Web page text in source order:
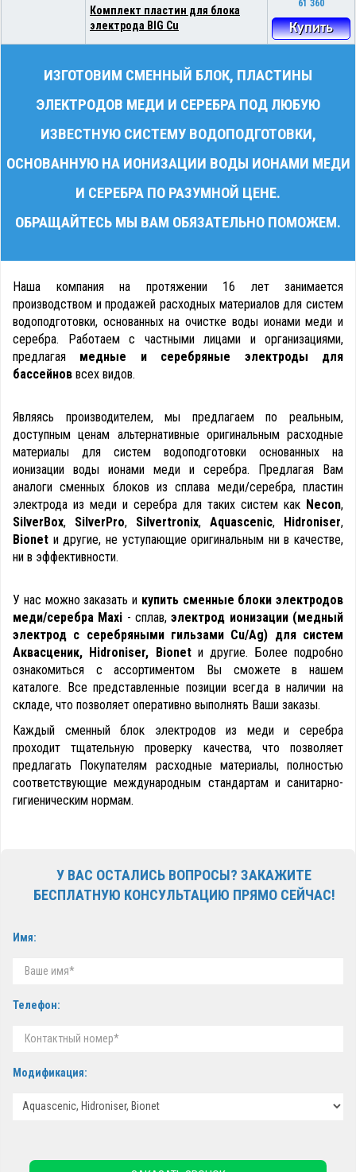
Комплект пластин для блока
электрода BIG Cu
61 360
Купить
ИЗГОТОВИМ СМЕННЫЙ БЛОК, ПЛАСТИНЫ
ЭЛЕКТРОДОВ МЕДИ И СЕРЕБРА ПОД ЛЮБУЮ
ИЗВЕСТНУЮ СИСТЕМУ ВОДОПОДГОТОВКИ,
ОСНОВАННУЮ НА ИОНИЗАЦИИ ВОДЫ ИОНАМИ МЕДИ
И СЕРЕБРА ПО РАЗУМНОЙ ЦЕНЕ.
ОБРАЩАЙТЕСЬ МЫ ВАМ ОБЯЗАТЕЛЬНО ПОМОЖЕМ.
Наша компания на протяжении 16 лет занимается
производством и продажей расходных материалов для систем
водоподготовки, основанных на очистке воды ионами меди и
серебра. Работаем с частными лицами и организациями,
предлагая медные и серебряные электроды для
бассейнов всех видов.
Являясь производителем, мы предлагаем по реальным,
доступным ценам альтернативные оригинальным расходные
материалы для систем водоподготовки основанных на
ионизации воды ионами меди и серебра. Предлагая Вам
аналоги сменных блоков из сплава меди/серебра, пластин
электрода из меди и серебра для таких систем как Necon,
SilverBox, SilverPro, Silvertronix, Aquascenic, Hidroniser,
Bionet и другие, не уступающие оригинальным ни в качестве,
ни в эффективности.
У нас можно заказать и купить сменные блоки электродов
меди/серебра Maxi - сплав,электрод ионизации (медный
электрод с серебряными гильзами Cu/Ag) для систем
Аквасценик, Hidroniser, Bionetи другие. Более подробно
ознакомиться с ассортиментом Вы сможете в нашем
каталоге. Все представленные позиции всегда в наличии на
складе, что позволяет оперативно выполнять Ваши заказы.
Каждый сменный блок электродов из меди и серебра
проходит тщательную проверку качества, что позволяет
предлагать Покупателям расходные материалы, полностью
соответствующие международным стандартам и санитарно-
гигиеническим нормам.
У ВАС ОСТАЛИСЬ ВОПРОСЫ? ЗАКАЖИТЕ
БЕСПЛАТНУЮ КОНСУЛЬТАЦИЮ ПРЯМО СЕЙЧАС!
Имя:
Телефон:
Модификация: